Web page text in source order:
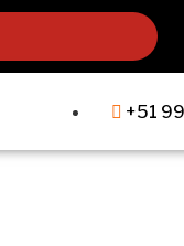
+51